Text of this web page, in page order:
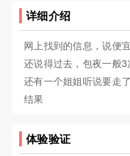
详细介绍
网上找到的信息，说便
还说得过去，包夜一般
还有一个姐姐听说要走
结果
体验验证